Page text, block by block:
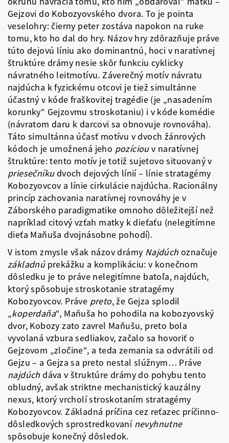
Gejzovi do Kobozyovského dvora. To je pointa
veselohry: čierny peter zostáva napokon na ruke
tomu, kto ho dal do hry. Názov hry zdôrazňuje práve
túto dejovú líniu ako dominantnú, hoci v naratívnej
štruktúre drámy nesie skôr funkciu cyklicky
návratného leitmotívu. Záverečný motív návratu
najdúcha k fyzickému otcovi je tiež simultánne
účastný v kóde fraškovitej tragédie (je „nasadením
korunky“ Gejzovmu stroskotaniu) i v kóde komédie
(návratom daru k darcovi sa obnovuje rovnováha).
Táto simultánna účasť motívu v dvoch žánrových
kódoch je umožnená jeho pozíciouv naratívnej
štruktúre: tento motív je totiž sujetovo situovaný v
priesečníkudvoch dejových línií – línie stratagémy
Kobozyovcov a línie cirkulácie najdúcha. Racionálny
princíp zachovania naratívnej rovnováhy je v
Záborského paradigmatike omnoho dôležitejší než
napríklad citový vzťah matky k dieťaťu (nelegitímne
dieťa Maňuša dvojnásobne pohodí).
V istom zmysle však názov drámy Najdúch označuje
základnúprekážku a komplikáciu: v konečnom
dôsledku je to práve nelegitímne batoľa, najdúch,
ktorý spôsobuje stroskotanie stratagémy
Kobozyovcov. Práve preto, že Gejza splodil
„koperdaňa“, Maňuša ho pohodila na kobozyovský
dvor, Kobozy zato zavrel Maňušu, preto bola
vyvolaná vzbura sedliakov, začalo sa hovoriť o
Gejzovom „zločine“, a teda zemania sa odvrátili od
Gejzu – a Gejza sa preto nestal slúžnym… Práve
najdúch dáva v štruktúre drámy do pohybu tento
obludný, avšak striktne mechanistický kauzálny
nexus, ktorý vrcholí stroskotaním stratagémy
Kobozyovcov. Základná príčina cez reťazec príčinno-
dôsledkových sprostredkovaní nevyhnutne
spôsobuje konečný dôsledok.